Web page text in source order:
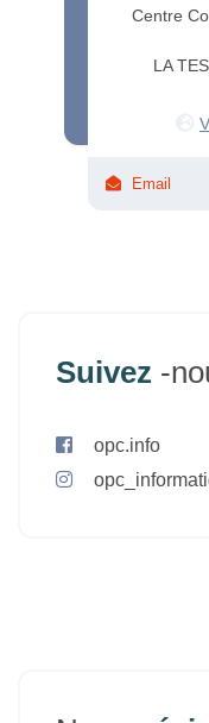
Centre
LA
Email
Suivez -
opc.info